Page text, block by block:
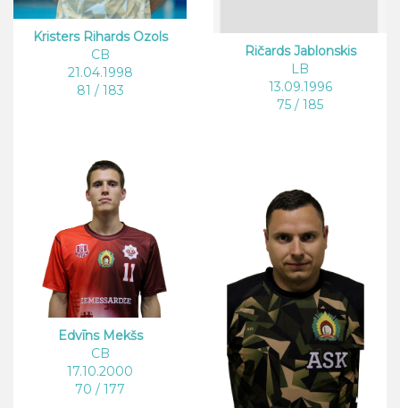
Kristers Rihards Ozols
CB
21.04.1998
81 / 183
Ričards Jablonskis
LB
13.09.1996
75 / 185
Edvīns Mekšs
CB
17.10.2000
70 / 177